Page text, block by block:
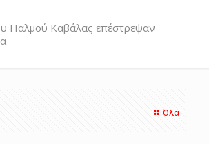
Παλμού Καβάλας επέστρεψαν
Όλα